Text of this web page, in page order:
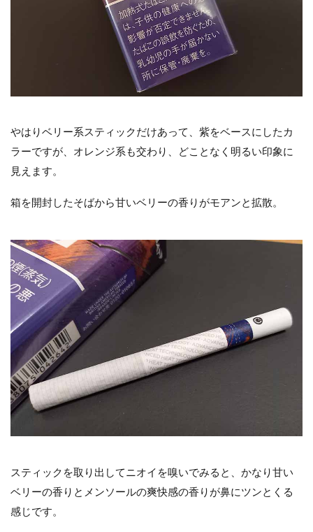
やはりベリー系スティックだけあって、紫をベースにしたカ
ラーですが、オレンジ系も交わり、どことなく明るい印象に
見えます。
箱を開封したそばから甘いベリーの香りがモアンと拡散。
スティックを取り出してニオイを嗅いでみると、かなり甘い
ベリーの香りとメンソールの爽快感の香りが鼻にツンとくる
感じです。